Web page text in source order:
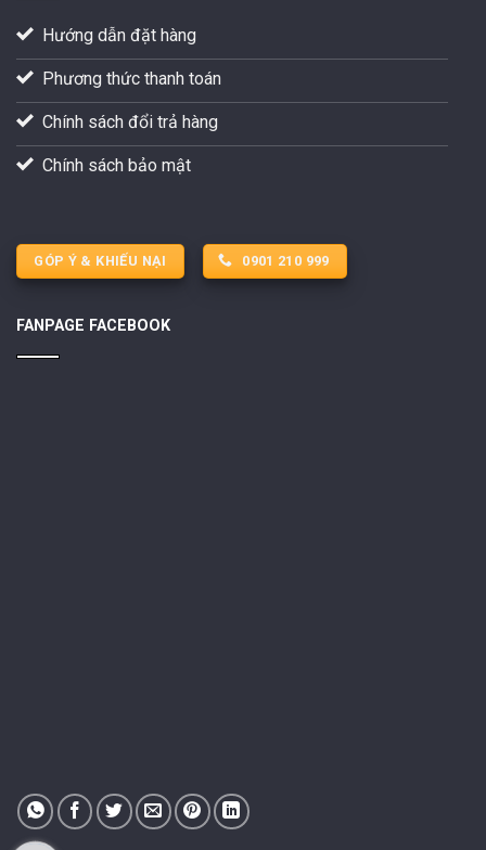
Hướng dẫn đặt hàng
Phương thức thanh toán
Chính sách đổi trả hàng
Chính sách bảo mật
GÓP Ý & KHIẾU NẠI 0901 210 999
FANPAGE FACEBOOK